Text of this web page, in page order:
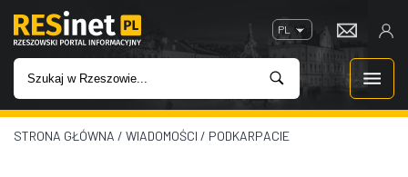
PL
WIADOMOŚCI
STRONA GŁÓWNA / WIADOMOŚCI / PODKARPACIE